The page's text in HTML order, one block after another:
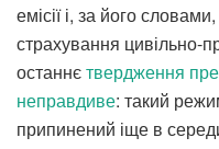
емісії і, за його
страхування цивільно-
останнєтвердження
неправдиве: такий
припинений іще в